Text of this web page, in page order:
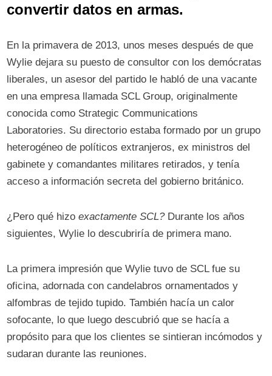
convertir datos en armas.
En la primavera de 2013, unos meses después de que
Wylie dejara su puesto de consultor con los demócratas
liberales, un asesor del partido le habló de una vacante
en una empresa llamada SCL Group, originalmente
conocida como Strategic Communications
Laboratories. Su directorio estaba formado por un grupo
heterogéneo de políticos extranjeros, ex ministros del
gabinete y comandantes militares retirados, y tenía
acceso a información secreta del gobierno británico.
¿Pero qué hizoexactamente SCL? Durante los años
siguientes, Wylie lo descubriría de primera mano.
La primera impresión que Wylie tuvo de SCL fue su
oficina, adornada con candelabros ornamentados y
alfombras de tejido tupido. También hacía un calor
sofocante, lo que luego descubrió que se hacía a
propósito para que los clientes se sintieran incómodos y
sudaran durante las reuniones.